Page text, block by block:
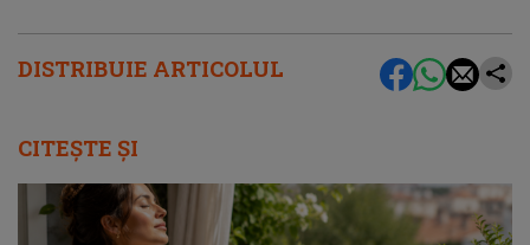
DISTRIBUIE ARTICOLUL
CITEȘTE ȘI